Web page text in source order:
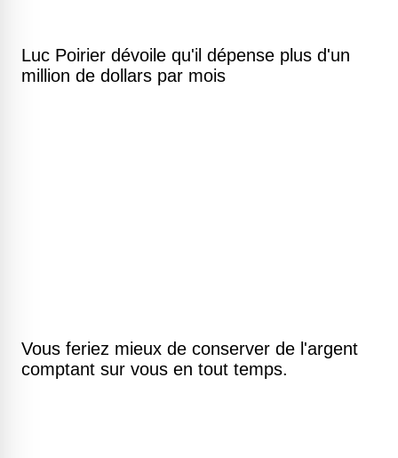
Luc Poirier dévoile qu'il dépense plus d'un
million de dollars par mois
Vous feriez mieux de conserver de l'argent
comptant sur vous en tout temps.